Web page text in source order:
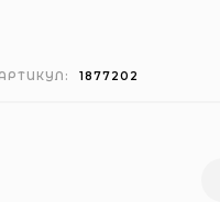
АРТИКУЛ: 1877202